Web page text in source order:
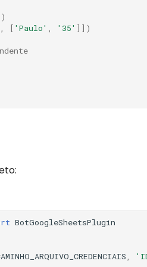
[ 'Paulo' , '35' ]])
BotGoogleSheetsPlugin
,